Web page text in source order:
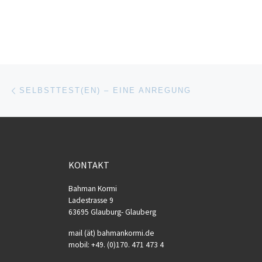
Beitragsnavigation
SELBSTTEST(EN) – EINE ANREGUNG
KONTAKT
Bahman Kormi
Ladestrasse 9
63695 Glauburg- Glauberg
mail (ät) bahmankormi.de
mobil: +49. (0)170. 471 473 4